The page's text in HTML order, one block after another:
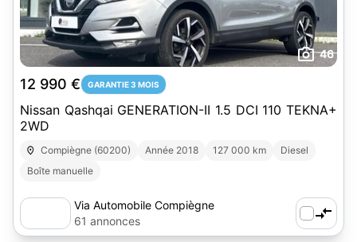
46
12 990 € GARANTIE 3 MOIS
Nissan Qashqai GENERATION-II 1.5 DCI 110 TEKNA+
2WD
Compiègne (60200) Année 2018 127 000 km
Diesel
Boîte manuelle
Via Automobile Compiègne
61 annonces